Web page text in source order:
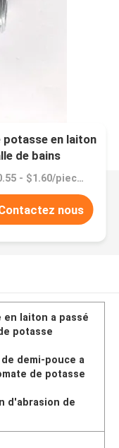
potasse en laiton
de bains
Prix：$0.55 - $1.60/pieces
nous
en laiton a passé
potasse
demi-pouce a
de potasse
d'abrasion de